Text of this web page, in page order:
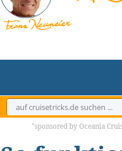
"sponsored by Oceania